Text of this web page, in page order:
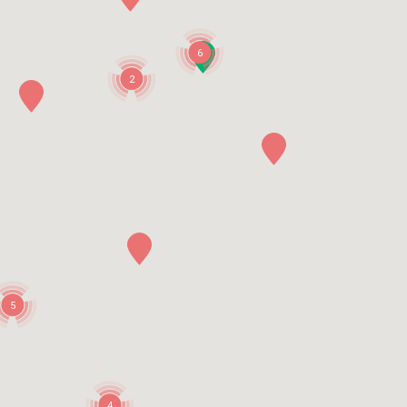
2
5
6